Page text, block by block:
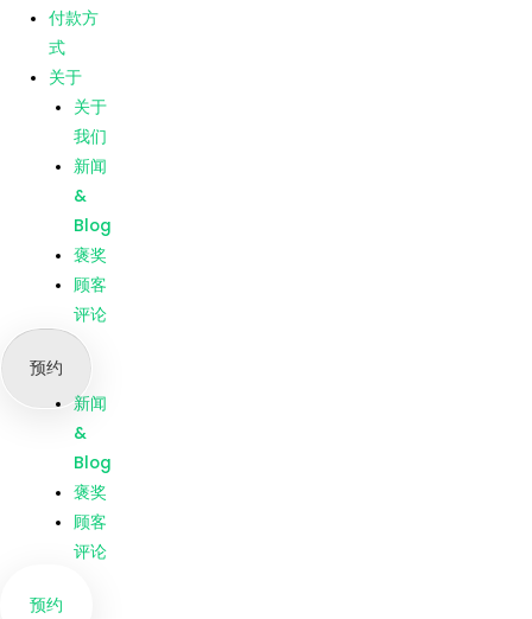
主页
我们提
供的服
务
我们的
诊所
牙医名
付款方
式
关于
关于
我们
新闻
&
Blog
褒奖
顾客
评论
预约
付款方
式
关于
关于
我们
新闻
&
Blog
褒奖
顾客
评论
预约